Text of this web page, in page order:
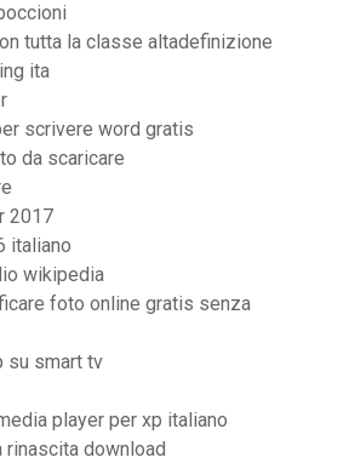
tutta la classe altadefinizione
ita
scrivere word gratis
da scaricare
2017
italiano
wikipedia
foto online gratis senza
su smart tv
player per xp italiano
download